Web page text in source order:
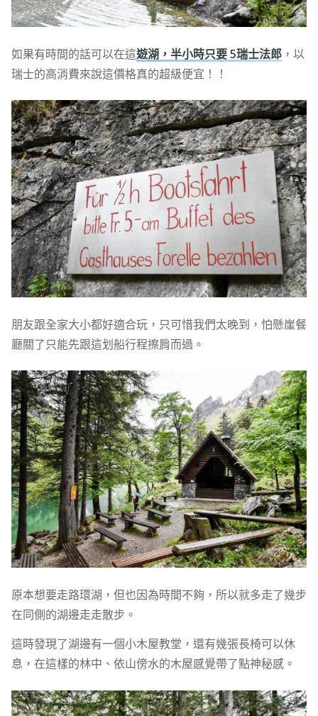
如果有時間的話可以在這遊湖，半小時只要 5瑞士法郎，以
瑞士的高消費來說這價格真的超級便宜！！
朋友跟全家大小都好適合玩，只可惜我們太晚到，怕懸崖餐
廳關了只能先跟這划船行程擦肩而過。
原本想要走路環湖，但也因為時間不夠，所以就多走了幾步
在同側的湖邊走走散步。
這時發現了湖邊有一個小木屋教堂，還有幾張長椅可以休
息，在這樣的林中、依山傍水的木屋感覺帶了點神秘感。